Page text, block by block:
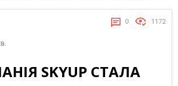
0 1172
SKYUP СТАЛА